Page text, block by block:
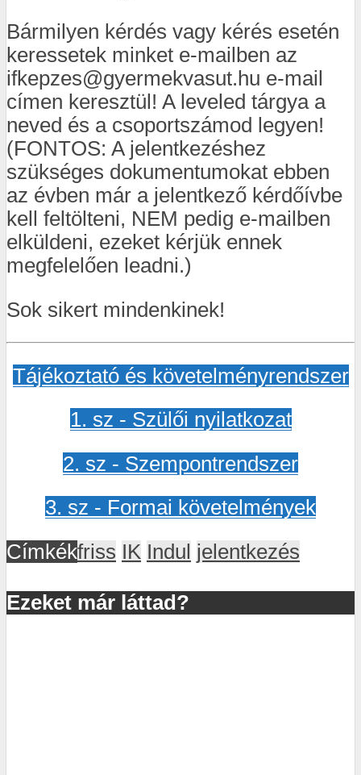
Bármilyen kérdés vagy kérés esetén
keressetek minket e-mailben az
ifkepzes@gyermekvasut.hu e-mail
címen keresztül! A leveled tárgya a
neved és a csoportszámod legyen!
(FONTOS: A jelentkezéshez
szükséges dokumentumokat ebben
az évben már a jelentkező kérdőívbe
kell feltölteni, NEM pedig e-mailben
elküldeni, ezeket kérjük ennek
megfelelően leadni.)
Sok sikert mindenkinek!
Tájékoztató és követelményrendszer
1. sz - Szülői nyilatkozat
2. sz - Szempontrendszer
3. sz - Formai követelmények
Címkékfriss IK Indul jelentkezés
Ezeket már láttad?